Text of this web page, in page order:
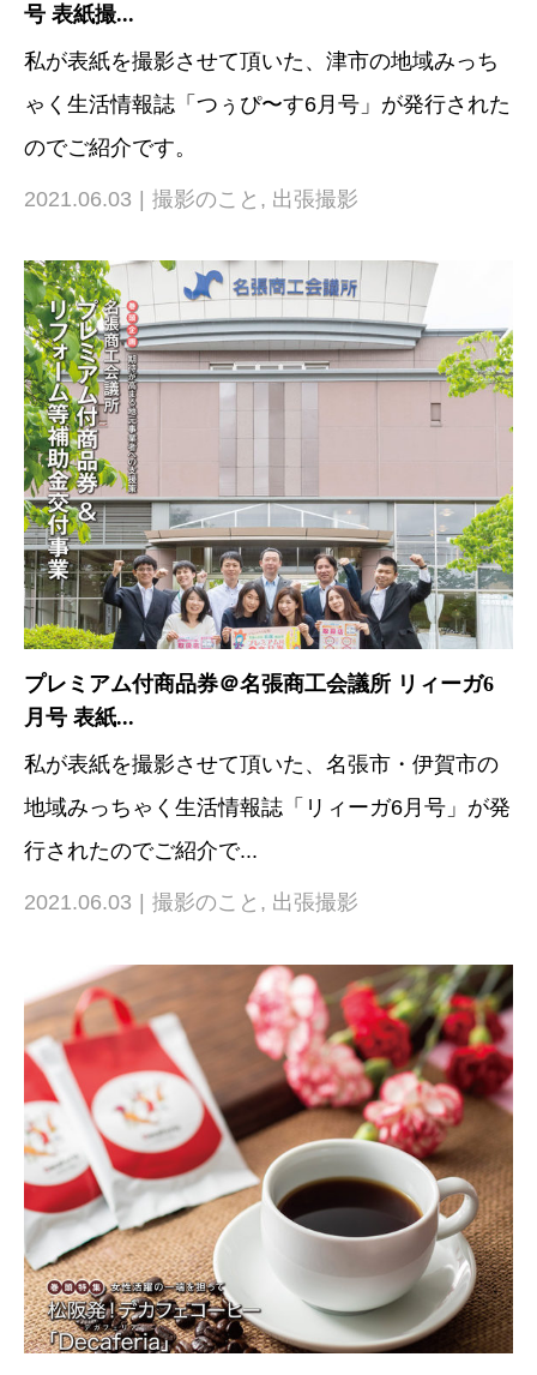
号 表紙撮...
私が表紙を撮影させて頂いた、津市の地域みっち
ゃく生活情報誌「つぅぴ〜す6月号」が発行された
のでご紹介です。
2021.06.03 撮影のこと , 出張撮影
プレミアム付商品券＠名張商工会議所 リィーガ6
月号 表紙...
私が表紙を撮影させて頂いた、名張市・伊賀市の
地域みっちゃく生活情報誌「リィーガ6月号」が発
行されたのでご紹介で...
2021.06.03 撮影のこと , 出張撮影